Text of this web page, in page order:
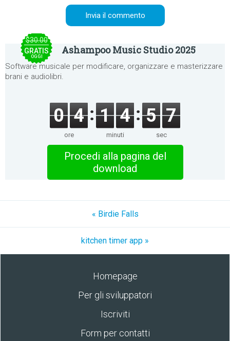
$30.00
GRATIS
OGGI
Ashampoo Music Studio 2025
Software musicale per modificare, organizzare e masterizzare
brani e audiolibri.
0 4
ore
1 4
minuti
5 7
sec
Procedi alla pagina del
download
« Birdie Falls
kitchen timer app »
Homepage
Per gli sviluppatori
Iscriviti
Form per contatti